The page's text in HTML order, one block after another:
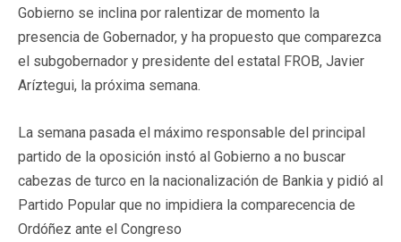
Gobierno se inclina por ralentizar de momento la
presencia de Gobernador, y ha propuesto que comparezca
el subgobernador y presidente del estatal FROB, Javier
Aríztegui, la próxima semana.
La semana pasada el máximo responsable del principal
partido de la oposición instó al Gobierno a no buscar
cabezas de turco en la nacionalización de Bankia y pidió al
Partido Popular que no impidiera la comparecencia de
Ordóñez ante el Congreso